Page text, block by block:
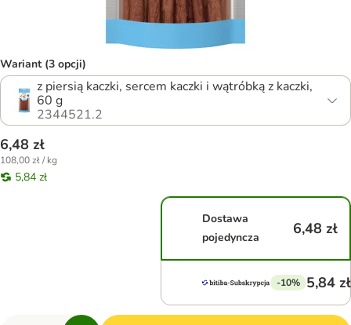
Wariant (3 opcji)
z piersią kaczki, sercem kaczki i wątróbką z kaczki,
60 g
2344521.2
6,48 zł
108,00 zł / kg
5,84 zł
Dostawa
pojedyncza
6,48 zł
-10% 5,84 zł